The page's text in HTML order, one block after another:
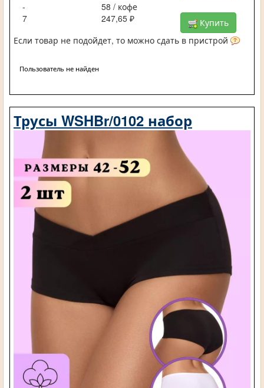
-
58 / кофе
7
247,65 ₽
Купить
Если товар не подойдет, то можно сдать в пристрой
Пользователь не найден
Трусы WSHBr/0102 набор